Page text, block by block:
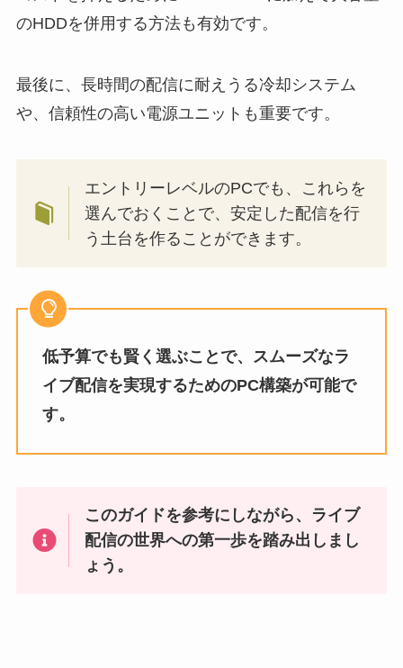
のHDDを併用する方法も有効です。
最後に、長時間の配信に耐えうる冷却システム
や、信頼性の高い電源ユニットも重要です。
エントリーレベルのPCでも、これらを
選んでおくことで、安定した配信を行
う土台を作ることができます。
低予算でも賢く選ぶことで、スムーズなラ
イブ配信を実現するためのPC構築が可能で
す。
このガイドを参考にしながら、ライブ
配信の世界への第一歩を踏み出しまし
ょう。